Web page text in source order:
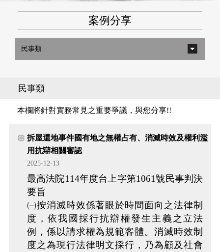
案例分享
民事類
民事類
本欄將針對實務常見之重要爭議，與您分享!!
拆屋還地事件國有地之無權占有、消滅時效及權利濫
用抗辯相關審認
2025-12-13
最高法院114年度台上字第1061號民事判決
要旨
㈠按消滅時效係著眼於時間面向之法律制
度，依我國採行抗辯權發生主義之立法
例，係以請求權為規範客體。消滅時效制
度之為現行法律明文採行，乃為顧及社會